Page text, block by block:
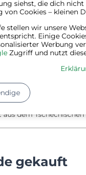
Breite:
10
Höhe:
1 cm
Gewicht:
1 kg
dem Tschechischen
gekauft
siehst, die dich
von Cookies – kleinen
stellen wir unsere
Einige
Werbung
Zugriff und nutzt